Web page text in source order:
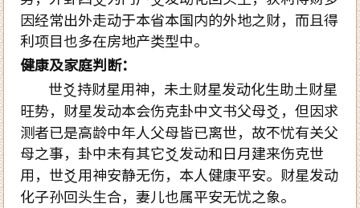
因经常出外走动于本省本国内的外地之财，而且得
利项目也多在房地产类型中。
健康及家庭判断：
世爻持财星用神，未土财星发动化生助土财星
旺势，财星发动本会伤克卦中文书父母爻，但因求
测者已是高龄中年人父母皆已离世，故不忧有关父
母之事，卦中未有其它爻发动和日月建来伤克世
用，世爻用神安静无伤，本人健康平安。财星发动
化子孙回头生合，妻儿也属平安无忧之象。